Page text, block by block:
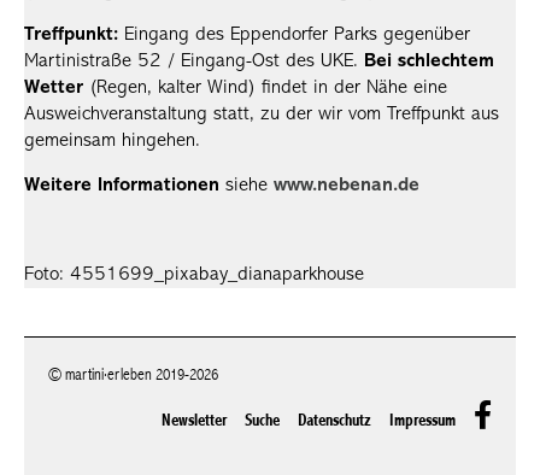
Treffpunkt: Eingang des Eppendorfer Parks gegenüber
Martinistraße 52 / Eingang-Ost des UKE.
Bei schlechtem
Wetter (Regen, kalter Wind) findet in der Nähe eine
Ausweichveranstaltung statt, zu der wir vom Treffpunkt aus
gemeinsam hingehen.
Weitere Informationen siehe www.nebenan.de
Foto: 4551699_pixabay_dianaparkhouse
© martini·erleben 2019-2026
Newsletter Suche Datenschutz Impressum